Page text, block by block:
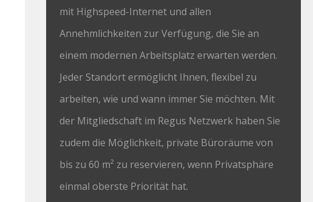
mit Highspeed-Internet und allen
Annehmlichkeiten zur Verfügung, die Sie an
einem modernen Arbeitsplatz erwarten werden.
Jeder Standort ermöglicht Ihnen, flexibel zu
arbeiten, wie und wann immer Sie möchten. Mit
der Mitgliedschaft im Regus Netzwerk haben Sie
zudem die Möglichkeit, private Büroräume von
bis zu 60 m² zu reservieren, wenn Privatsphäre
einmal oberste Priorität hat.